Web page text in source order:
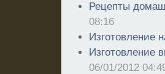
Рецепты
08:16
Изготовление
Изготовление
06/01/2012